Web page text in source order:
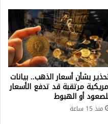
بشأن أسعار الذهب.. بيانات
مرتقبة قد تدفع الأسعار
أو الهبوط
منذ 15 ساعة